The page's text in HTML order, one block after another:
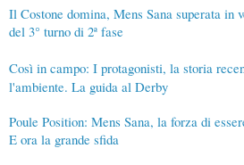
Il Costone domina, Mens Sana superata in
del 3° turno di 2ª fase
Così in campo: I protagonisti, la storia
l'ambiente. La guida al Derby
Poule Position: Mens Sana, la forza di
E ora la grande sfida